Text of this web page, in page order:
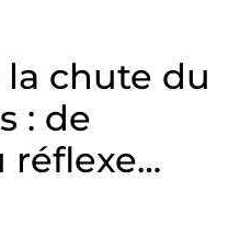
chute du
: de
réflexe…